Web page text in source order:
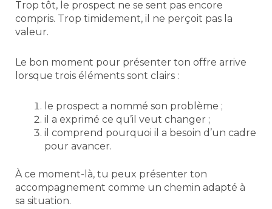
Trop tôt, le prospect ne se sent pas encore
compris. Trop timidement, il ne perçoit pas la
valeur.
Le bon moment pour présenter ton offre arrive
lorsque trois éléments sont clairs :
le prospect a nommé son problème ;
il a exprimé ce qu’il veut changer ;
il comprend pourquoi il a besoin d’un cadre
pour avancer.
À ce moment-là, tu peux présenter ton
accompagnement comme un chemin adapté à
sa situation.